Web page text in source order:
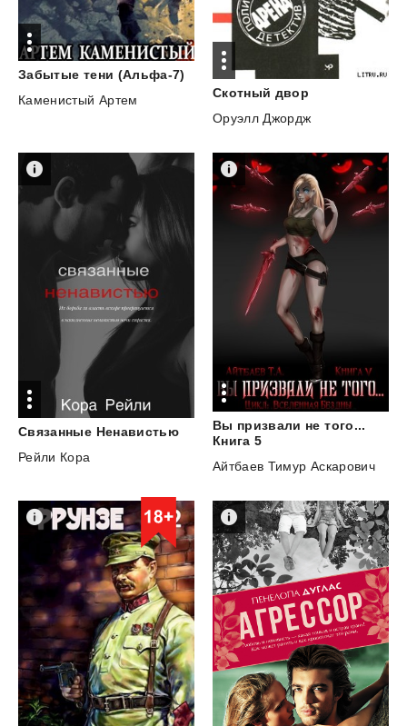
Забытые тени (Альфа-7)
Каменистый Артем
Скотный двор
Оруэлл Джордж
Связанные Ненавистью
Рейли Кора
Вы призвали не того...
Книга 5
Айтбаев Тимур Аскарович